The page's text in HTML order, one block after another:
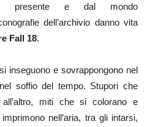
presente e dal mondo
dell’archivio danno vita
Fall 18.
inseguono e sovrappongono nel
soffio del tempo. Stupori che
miti che si colorano e
nell’aria, tra gli intarsi,